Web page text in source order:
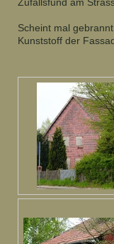
Scheint mal
Kunststoff der